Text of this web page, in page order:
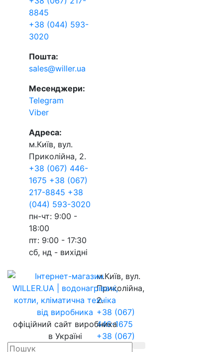
8845
+38 (044) 593-
3020
Пошта:
sales@willer.ua
Месенджери:
Telegram
Viber
Адреса:
м.Київ, вул.
Приколійна, 2.
+38 (067) 446-
1675 +38 (067)
217-8845 +38
(044) 593-3020
пн-чт: 9:00 -
18:00
пт: 9:00 - 17:30
сб, нд - вихідні
м.Київ, вул.
Приколійна,
2.
+38 (067)
446-1675
+38 (067)
офіційний сайт виробника
в Україні